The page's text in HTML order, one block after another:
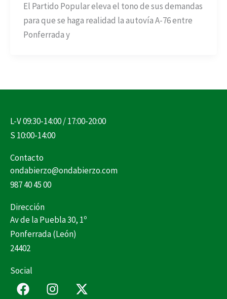
El Partido Popular eleva el tono de sus demandas
para que se haga realidad la autovía A-76 entre
Ponferrada y
L-V 09:30-14:00 / 17:00-20:00
S 10:00-14:00
Contacto
ondabierzo@ondabierzo.com
987 40 45 00
Dirección
Av de la Puebla 30, 1º
Ponferrada (León)
24402
Social
F
a
I
n
X
-